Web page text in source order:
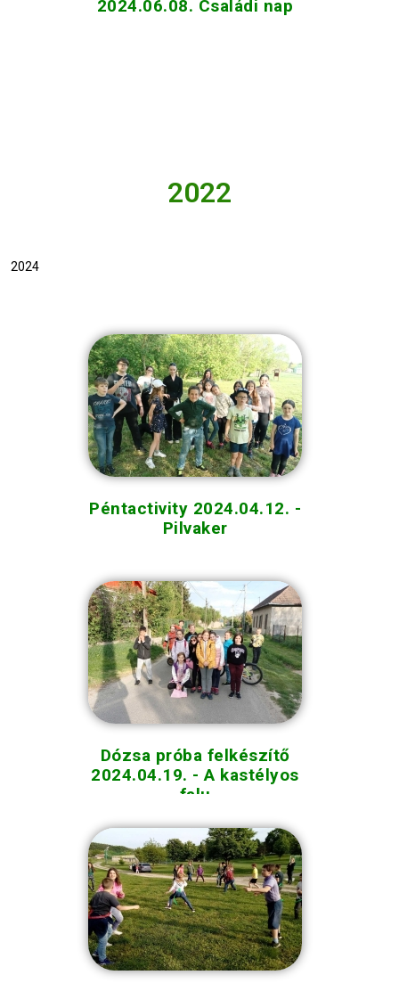
2024.06.08. Családi nap
2022
2024
Péntactivity 2024.04.12. -
Pilvaker
Dózsa próba felkészítő
2024.04.19. - A kastélyos
falu